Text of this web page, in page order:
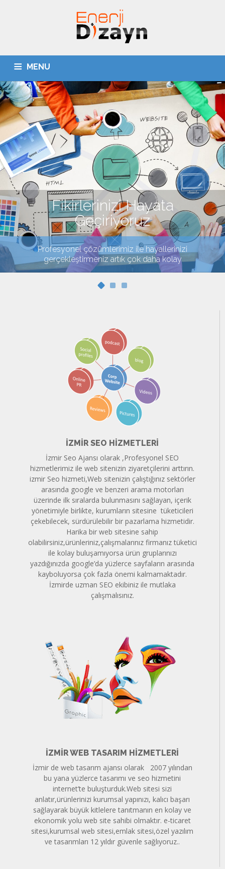
MENU
ANASAYFA HAKKIMIZDA HİZMETLERİMİZ
PROJELERİMİZ İLETİŞİM
Fikirlerinizi Hayata
Geçiriyoruz
Profesyonel çözümlerimiz ile hayallerinizi
gerçekleştirmeniz artık çok daha kolay
İZMİR SEO HİZMETLERİ
İzmir Seo Ajansı olarak ,Profesyonel SEO
hizmetlerimiz ile web sitenizin ziyaretçilerini arttırın.
izmir Seo hizmeti,Web sitenizin çalıştığınız sektörler
arasında google ve benzeri arama motorları
üzerinde ilk sıralarda bulunmasını sağlayan, içerik
yönetimiyle birlikte, kurumların sitesine tüketicileri
çekebilecek, sürdürülebilir bir pazarlama hizmetidir.
Harika bir web sitesine sahip
olabilirsiniz,ürünleriniz,çalışmalarınız firmanız tüketici
ile kolay buluşamıyorsa ürün gruplarınızı
yazdığınızda google’da yüzlerce sayfaların arasında
kayboluyorsa çok fazla önemi kalmamaktadır.
İzmirde uzman SEO ekibiniz ile mutlaka
çalışmalısınız.
İZMIR WEB TASARIM HIZMETLERI
İzmir de web tasarım ajansı olarak 2007 yılından
bu yana yüzlerce tasarımı ve seo hizmetini
internet’te buluşturduk.Web sitesi sizi
anlatır,ürünlerinizi kurumsal yapınızı, kalıcı başarı
sağlayarak büyük kitlelere tanıtmanın en kolay ve
ekonomik yolu web site sahibi olmaktır. e-ticaret
sitesi,kurumsal web sitesi,emlak sitesi,özel yazılım
ve tasarımları 12 yıldır güvenle sağlıyoruz..